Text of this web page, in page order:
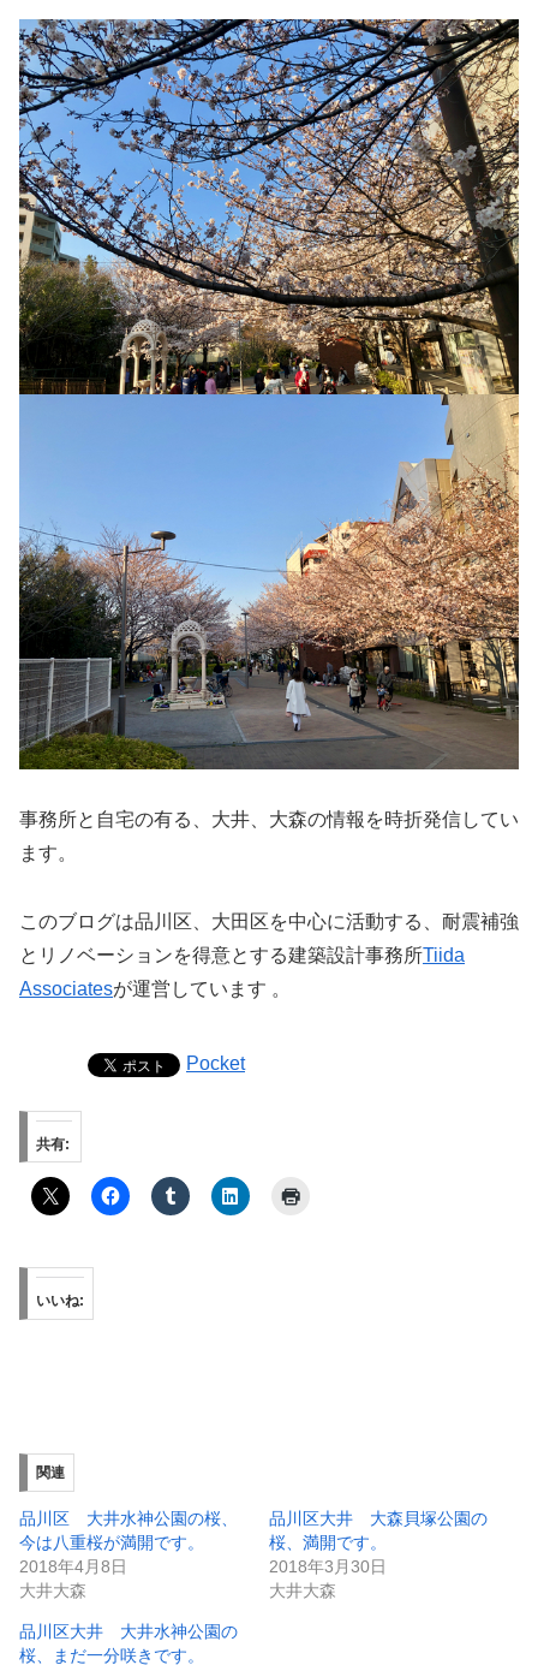
事務所と自宅の有る、大井、大森の情報を時折発信してい
ます。
このブログは品川区、大田区を中心に活動する、耐震補強
とリノベーションを得意とする建築設計事務所Tiida
Associatesが運営しています 。
Pocket
共有:
いいね:
関連
品川区 大井水神公園の桜、
今は八重桜が満開です。
2018年4月8日
大井大森
品川区大井 大森貝塚公園の
桜、満開です。
2018年3月30日
大井大森
品川区大井 大井水神公園の
桜、まだ一分咲きです。